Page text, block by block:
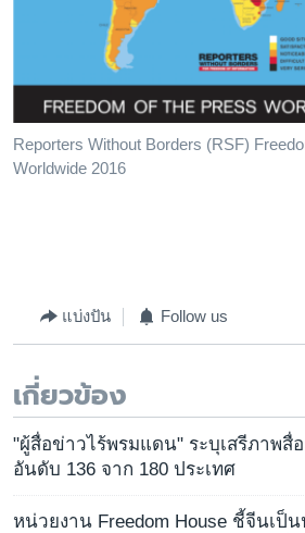
Reporters Without Borders (RSF)
Worldwide 2016
แบ่งปัน Follow us
เกี่ยวข้อง
"ผู้สื่อข่าวไร้พรมแดน" ระบุเสรีภาพสื่
อันดับ 136 จาก 180 ประเทศ
หน่วยงาน Freedom House ชี้จีนเป็